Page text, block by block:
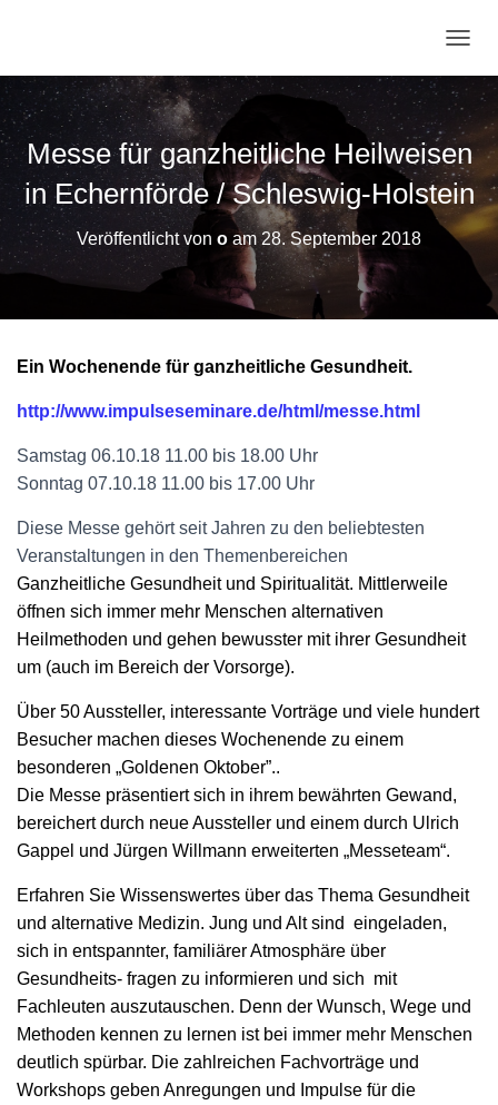
A
V
A
T
O
N
Messe für ganzheitliche Heilweisen
in Echernförde / Schleswig-Holstein
Veröffentlicht von o am28. September 2018
Ein Wochenende für ganzheitliche Gesundheit.
http://www.impulseseminare.de/html/messe.html
Samstag 06.10.18 11.00 bis 18.00 Uhr
Sonntag 07.10.18 11.00 bis 17.00 Uhr
Diese Messe gehört seit Jahren zu den beliebtesten
Veranstaltungen in den Themenbereichen
Ganzheitliche Gesundheit und Spiritualität. Mittlerweile
öffnen sich immer mehr Menschen alternativen
Heilmethoden und gehen bewusster mit ihrer Gesundheit
um (auch im Bereich der Vorsorge).
Über 50 Aussteller, interessante Vorträge und viele hundert
Besucher machen dieses Wochenende zu einem
besonderen „Goldenen Oktober”..
Die Messe präsentiert sich in ihrem bewährten Gewand,
bereichert durch neue Aussteller und einem durch Ulrich
Gappel und Jürgen Willmann erweiterten „Messeteam“.
Erfahren Sie Wissenswertes über das Thema Gesundheit
und alternative Medizin. Jung und Alt sind eingeladen,
sich in entspannter, familiärer Atmosphäre über
Gesundheits- fragen zu informieren und sich mit
Fachleuten auszutauschen. Denn der Wunsch, Wege und
Methoden kennen zu lernen ist bei immer mehr Menschen
deutlich spürbar. Die zahlreichen Fachvorträge und
Workshops geben Anregungen und Impulse für die